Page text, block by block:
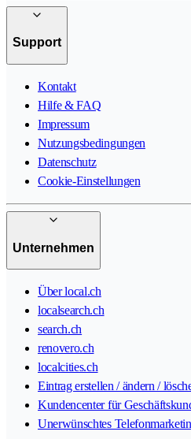
Support
Kontakt
Hilfe & FAQ
Impressum
Nutzungsbedingungen
Datenschutz
Cookie-Einstellungen
Unternehmen
Über local.ch
localsearch.ch
search.ch
renovero.ch
localcities.ch
Eintrag erstellen / ändern /
Kundencenter für
Unerwünschtes